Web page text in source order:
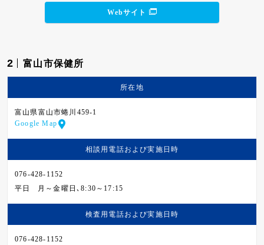
Webサイト
2 富山市保健所
所在地
富山県富山市蜷川459-1
Google Map
相談用電話および実施日時
076-428-1152
平日
月～金曜日､8:30～17:15
検査用電話および実施日時
076-428-1152